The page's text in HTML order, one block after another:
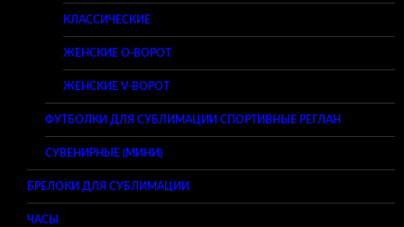
КЛАССИЧЕСКИЕ
ЖЕНСКИЕ O-ВОРОТ
ЖЕНСКИЕ V-ВОРОТ
ФУТБОЛКИ ДЛЯ СУБЛИМАЦИИ СПОРТИВНЫЕ РЕГЛАН
СУВЕНИРНЫЕ (МИНИ)
БРЕЛОКИ ДЛЯ СУБЛИМАЦИИ
ЧАСЫ